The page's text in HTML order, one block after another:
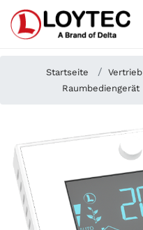
Startseite Vertrieb
Raumbediengerät